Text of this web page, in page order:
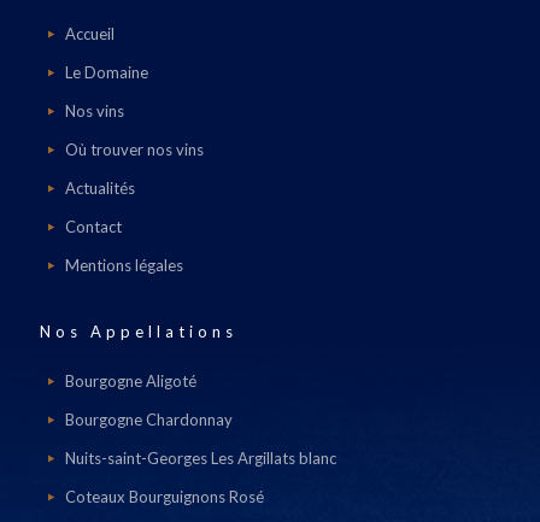
Accueil
Le Domaine
Nos vins
Où trouver nos vins
Actualités
Contact
Mentions légales
Nos Appellations
Bourgogne Aligoté
Bourgogne Chardonnay
Nuits-saint-Georges Les Argillats blanc
Coteaux Bourguignons Rosé